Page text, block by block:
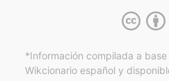
*Información compilada a
Wikcionario español y